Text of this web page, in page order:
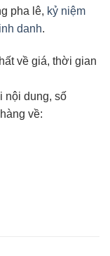
pha lê, kỷ niệm
danh.
về giá, thời gian
nội dung, số
về: